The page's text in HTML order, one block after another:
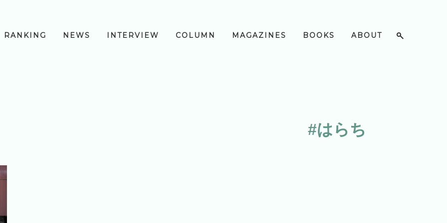
RANKING NEWS INTERVIEW COLUMN MAGAZINES BOOKS ABOUT
#はらち